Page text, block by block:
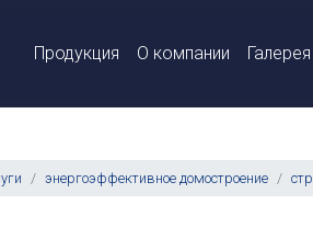
Продукция О компании Галерея
энергоэффективное домостроение